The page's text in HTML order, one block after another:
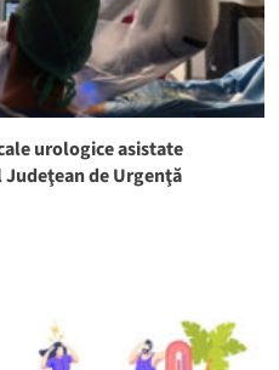
urologice asistate
de Urgenţă